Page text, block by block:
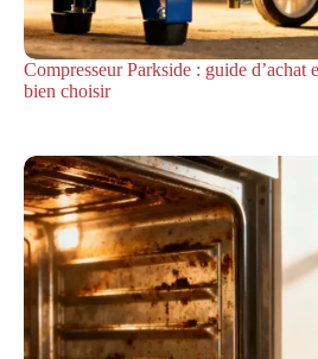
Compresseur Parkside : guide d’achat
bien choisir